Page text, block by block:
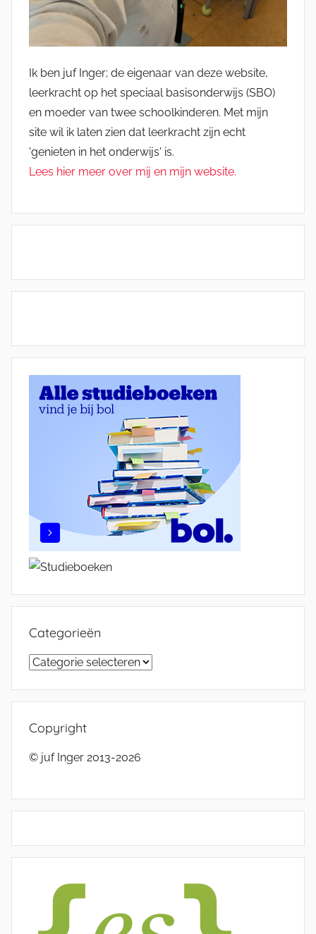
Ik ben juf Inger; de eigenaar van deze website,
leerkracht op het speciaal basisonderwijs (SBO)
en moeder van twee schoolkinderen. Met mijn
site wil ik laten zien dat leerkracht zijn echt
'genieten in het onderwijs' is.
Lees hier meer over mij en mijn website.
Categorieën
Categorieën
Copyright
© juf Inger 2013-2026